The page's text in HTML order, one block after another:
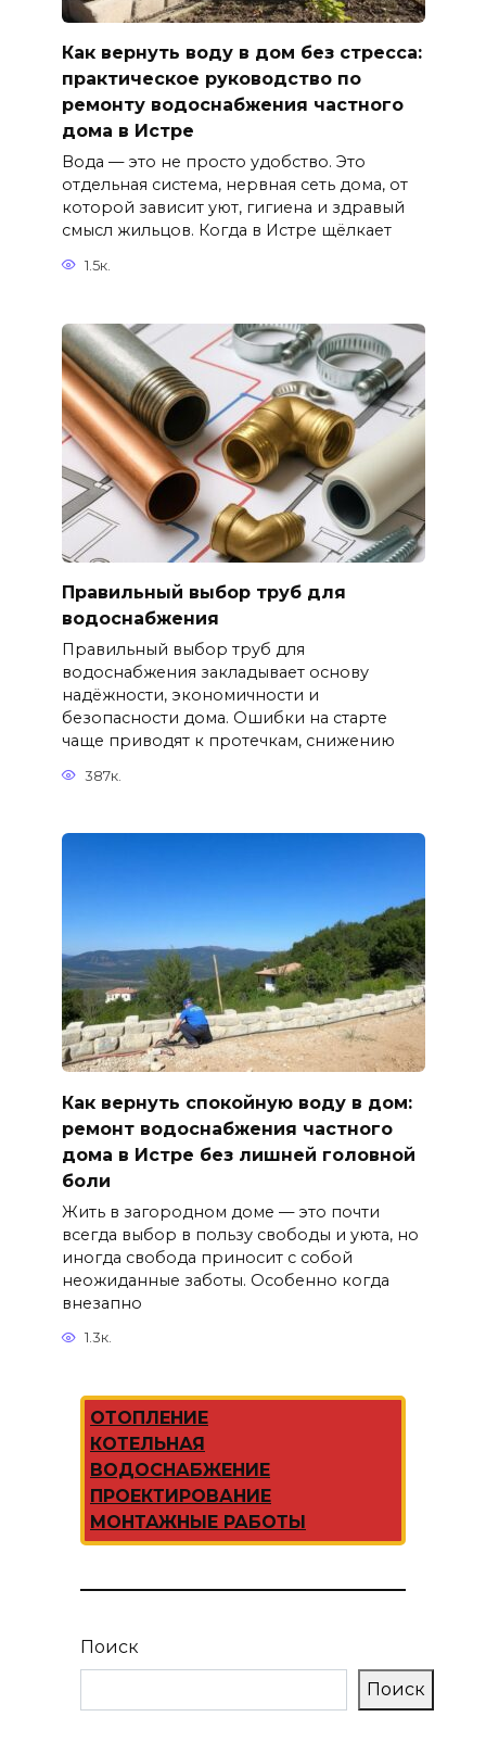
Как вернуть воду в дом без стресса:
практическое руководство по
ремонту водоснабжения частного
дома в Истре
Вода — это не просто удобство. Это
отдельная система, нервная сеть дома, от
которой зависит уют, гигиена и здравый
смысл жильцов. Когда в Истре щёлкает
1.5к.
Правильный выбор труб для
водоснабжения
Правильный выбор труб для
водоснабжения закладывает основу
надёжности, экономичности и
безопасности дома. Ошибки на старте
чаще приводят к протечкам, снижению
387к.
Как вернуть спокойную воду в дом:
ремонт водоснабжения частного
дома в Истре без лишней головной
боли
Жить в загородном доме — это почти
всегда выбор в пользу свободы и уюта, но
иногда свобода приносит с собой
неожиданные заботы. Особенно когда
внезапно
1.3к.
ОТОПЛЕНИЕ
КОТЕЛЬНАЯ
ВОДОСНАБЖЕНИЕ
ПРОЕКТИРОВАНИЕ
МОНТАЖНЫЕ РАБОТЫ
Поиск
Поиск